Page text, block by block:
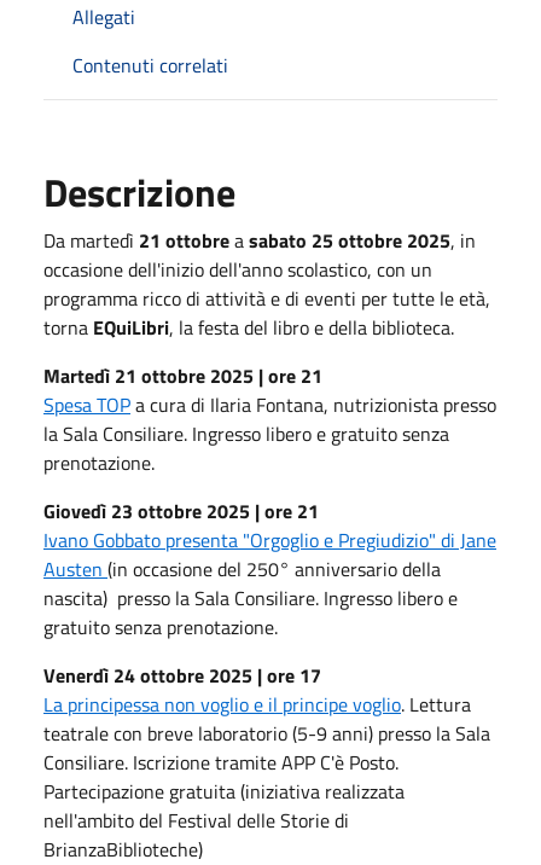
Allegati
Contenuti correlati
Descrizione
Da martedì 21 ottobreasabato 25 ottobre 2025, in
occasione dell'inizio dell'anno scolastico, con un
programma ricco di attività e di eventi per tutte le età,
torna EQuiLibri, la festa del libro e della biblioteca.
Martedì 21 ottobre 2025 | ore 21
Spesa TOPa cura di Ilaria Fontana, nutrizionista presso
la Sala Consiliare. Ingresso libero e gratuito senza
prenotazione.
Giovedì 23 ottobre 2025 | ore 21
Ivano Gobbato presenta "Orgoglio e Pregiudizio" di Jane
Austen (in occasione del 250° anniversario della
nascita) presso la Sala Consiliare. Ingresso libero e
gratuito senza prenotazione.
Venerdì 24 ottobre 2025 | ore 17
La principessa non voglio e il principe voglio. Lettura
teatrale con breve laboratorio (5-9 anni) presso la Sala
Consiliare. Iscrizione tramite APP C'è Posto.
Partecipazione gratuita (iniziativa realizzata
nell'ambito del Festival delle Storie di
BrianzaBiblioteche)